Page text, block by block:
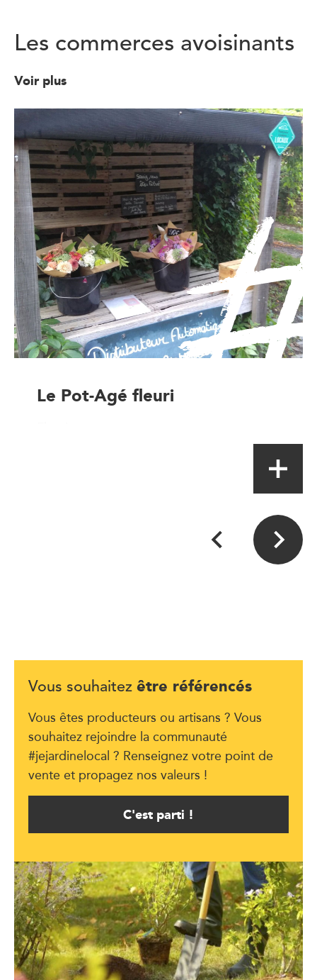
Les commerces avoisinants
Voir plus
Le Pot-Agé fleuri
Vous souhaitez être référencés
Vous êtes producteurs ou artisans ? Vous
souhaitez rejoindre la communauté
#jejardinelocal ? Renseignez votre point de
vente et propagez nos valeurs !
C'est parti !